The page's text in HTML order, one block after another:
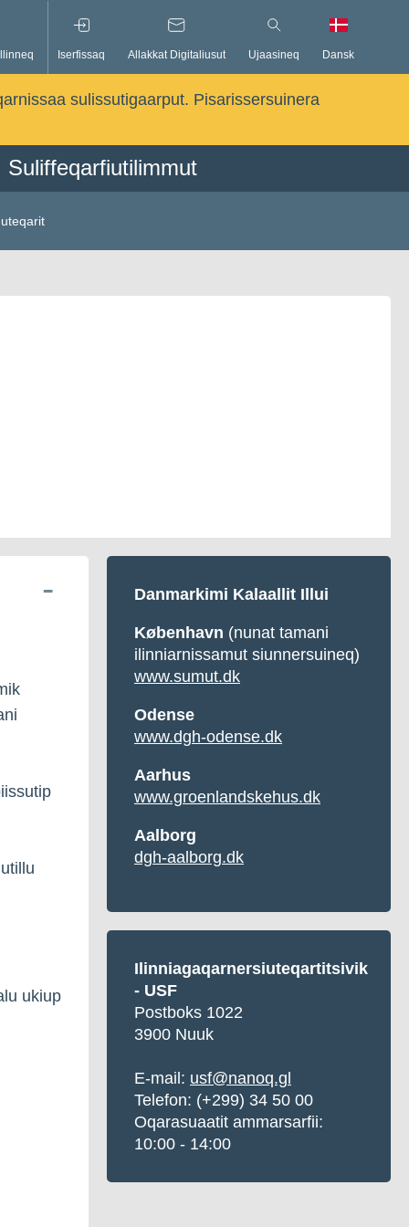
Iserfissaq Allakkat Digitaliusut Ujaasineq Dansk
sulissutigaarput. Pisarissersuinera
Suliffeqarfiutilimmut
ukiup
Danmarkimi Kalaallit Illui
København (nunat tamani
ilinniarnissamut siunnersuineq)
www.sumut.dk
Odense
www.dgh-odense.dk
Aarhus
www.groenlandskehus.dk
Aalborg
dgh-aalborg.dk
Ilinniagaqarnersiuteqartitsivik
- USF
Postboks 1022
3900 Nuuk
E-mail: usf@nanoq.gl
Telefon: (+299) 34 50 00
Oqarasuaatit ammarsarfii:
10:00 - 14:00